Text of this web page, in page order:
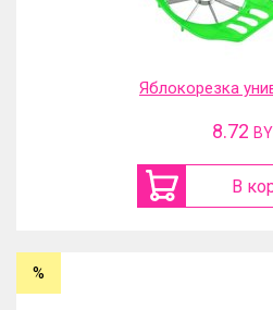
Яблокорезка
8.72
В
%